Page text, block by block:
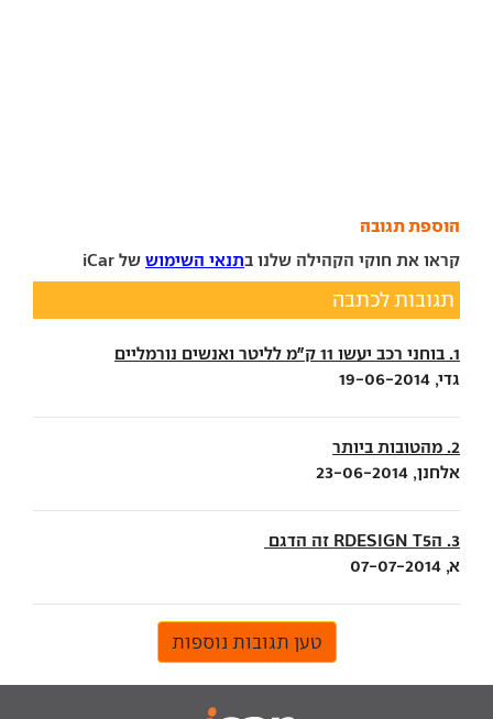
הוספת תגובה
קראו את חוקי הקהילה שלנו בתנאי השימוש של iCar
תגובות לכתבה
1. בוחני רכב יעשו 11 ק"מ לליטר ואנשים נורמליים
גדי, 19-06-2014
2. מהטובות ביותר
אלחנן, 23-06-2014
3. הRDESIGN T5 זה הדגם
א, 07-07-2014
טען תגובות נוספות